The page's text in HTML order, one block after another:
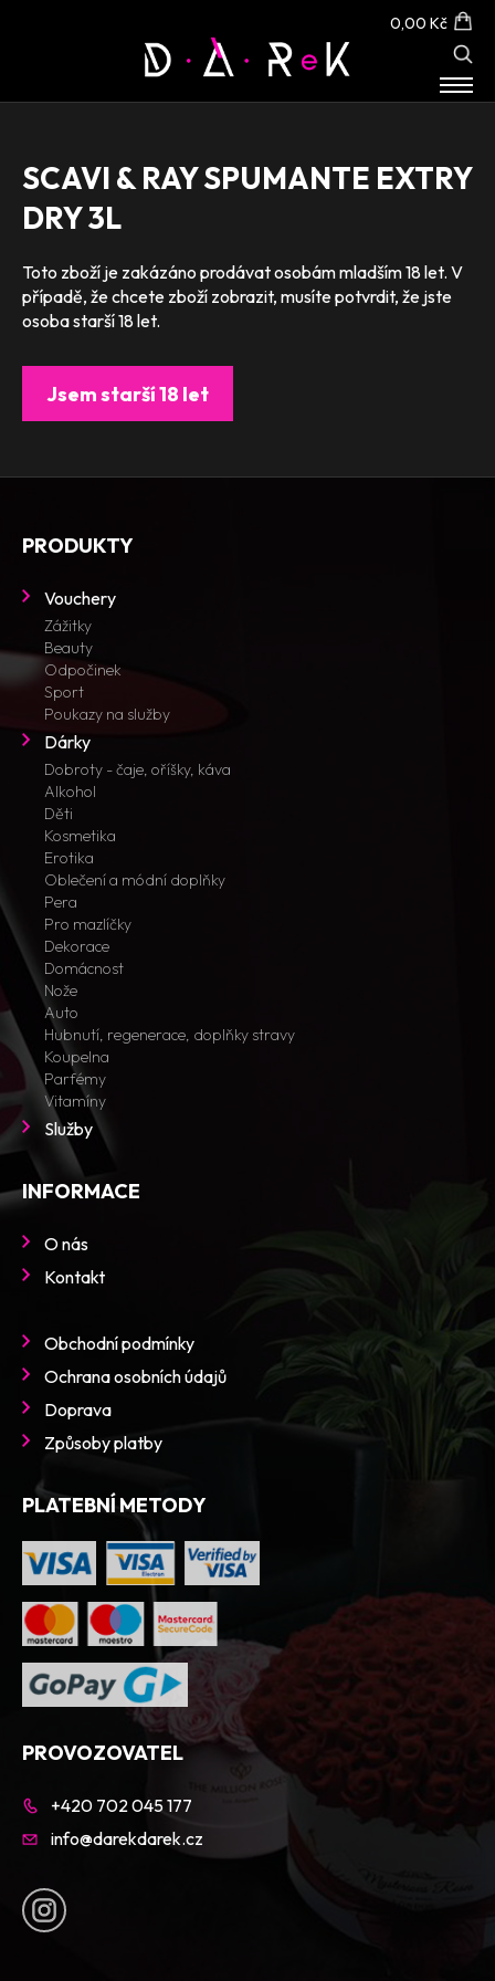
0,00 Kč
O NÁS
KONTAKT
SCAVI & RAY SPUMANTE EXTRY
DRY 3L
Toto zboží je zakázáno prodávat osobám mladším 18 let. V
případě, že chcete zboží zobrazit, musíte potvrdit, že jste
osoba starší 18 let.
Jsem starší 18 let
PRODUKTY
Vouchery
Zážitky
Beauty
Odpočinek
Sport
Poukazy na služby
Dárky
Dobroty - čaje, oříšky, káva
Alkohol
Děti
Kosmetika
Erotika
Oblečení a módní doplňky
Pera
Pro mazlíčky
Dekorace
Domácnost
Nože
Auto
Hubnutí, regenerace, doplňky stravy
Koupelna
Parfémy
Vitamíny
Služby
INFORMACE
O nás
Kontakt
Obchodní podmínky
Ochrana osobních údajů
Doprava
Způsoby platby
PLATEBNÍ METODY
PROVOZOVATEL
+420 702 045 177
info@darekdarek.cz